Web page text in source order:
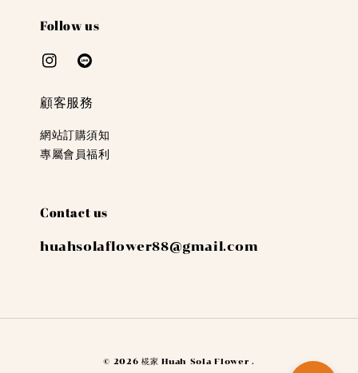
Follow us
顧客服務
網站訂購須知
專屬會員福利
Contact us
huahsolaflower88@gmail.com
© 2026 椛家 Huah Sola Flower .